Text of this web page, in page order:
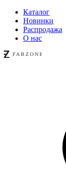
Каталог
Новинки
Распродажа
О нас